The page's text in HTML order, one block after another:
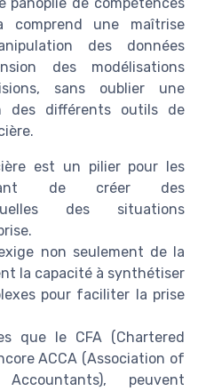
comprend une maîtrise
des données
des modélisations
sans oublier une
des différents outils de
est un pilier pour les
de créer des
des situations
non seulement de la
la capacité à synthétiser
pour faciliter la prise
que le CFA (Chartered
ACCA (Association of
peuvent